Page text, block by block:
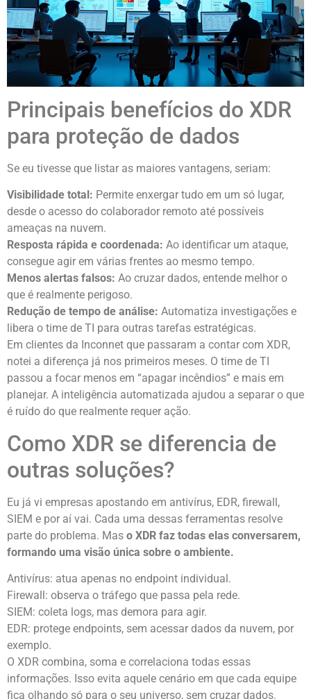
Principais benefícios do XDR
para proteção de dados
Se eu tivesse que listar as maiores vantagens, seriam:
Visibilidade total: Permite enxergar tudo em um só lugar,
desde o acesso do colaborador remoto até possíveis
ameaças na nuvem.
Resposta rápida e coordenada: Ao identificar um ataque,
consegue agir em várias frentes ao mesmo tempo.
Menos alertas falsos: Ao cruzar dados, entende melhor o
que é realmente perigoso.
Redução de tempo de análise: Automatiza investigações e
libera o time de TI para outras tarefas estratégicas.
Em clientes da Inconnet que passaram a contar com XDR,
notei a diferença já nos primeiros meses. O time de TI
passou a focar menos em “apagar incêndios” e mais em
planejar. A inteligência automatizada ajudou a separar o que
é ruído do que realmente requer ação.
Como XDR se diferencia de
outras soluções?
Eu já vi empresas apostando em antivírus, EDR, firewall,
SIEM e por aí vai. Cada uma dessas ferramentas resolve
parte do problema. Mas o XDR faz todas elas conversarem,
formando uma visão única sobre o ambiente.
Antivírus: atua apenas no endpoint individual.
Firewall: observa o tráfego que passa pela rede.
SIEM: coleta logs, mas demora para agir.
EDR: protege endpoints, sem acessar dados da nuvem, por
exemplo.
O XDR combina, soma e correlaciona todas essas
informações. Isso evita aquele cenário em que cada equipe
fica olhando só para o seu universo, sem cruzar dados.